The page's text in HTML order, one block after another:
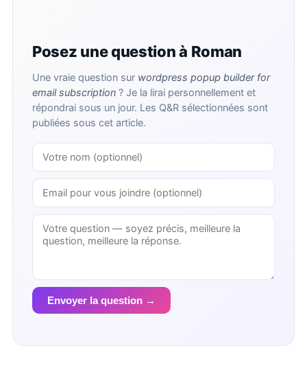
Posez une question à Roman
Une vraie question sur wordpress popup builder for
email subscription ? Je la lirai personnellement et
répondrai sous un jour. Les Q&R sélectionnées sont
publiées sous cet article.
Envoyer la question →